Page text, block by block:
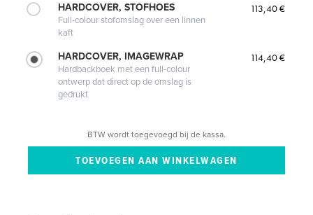
HARDCOVER, STOFHOES
Full-colour stofomslag over een linnen
kaft
113,40 €
HARDCOVER, IMAGEWRAP
Hardbackboek met een full-colour
ontwerp dat direct op de omslag is
gedrukt
114,40 €
BTW wordt toegevoegd bij de kassa.